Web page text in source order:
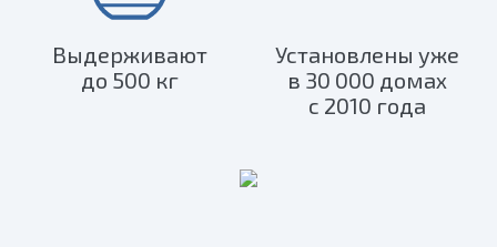
Выдерживают
до 500 кг
Установлены уже
в 30 000 домах
с 2010 года